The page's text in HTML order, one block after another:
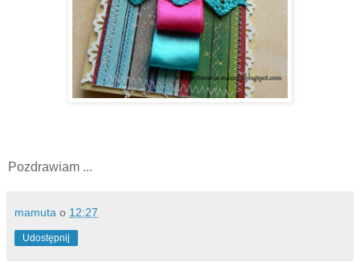
Pozdrawiam ...
mamuta o 12:27
Udostępnij